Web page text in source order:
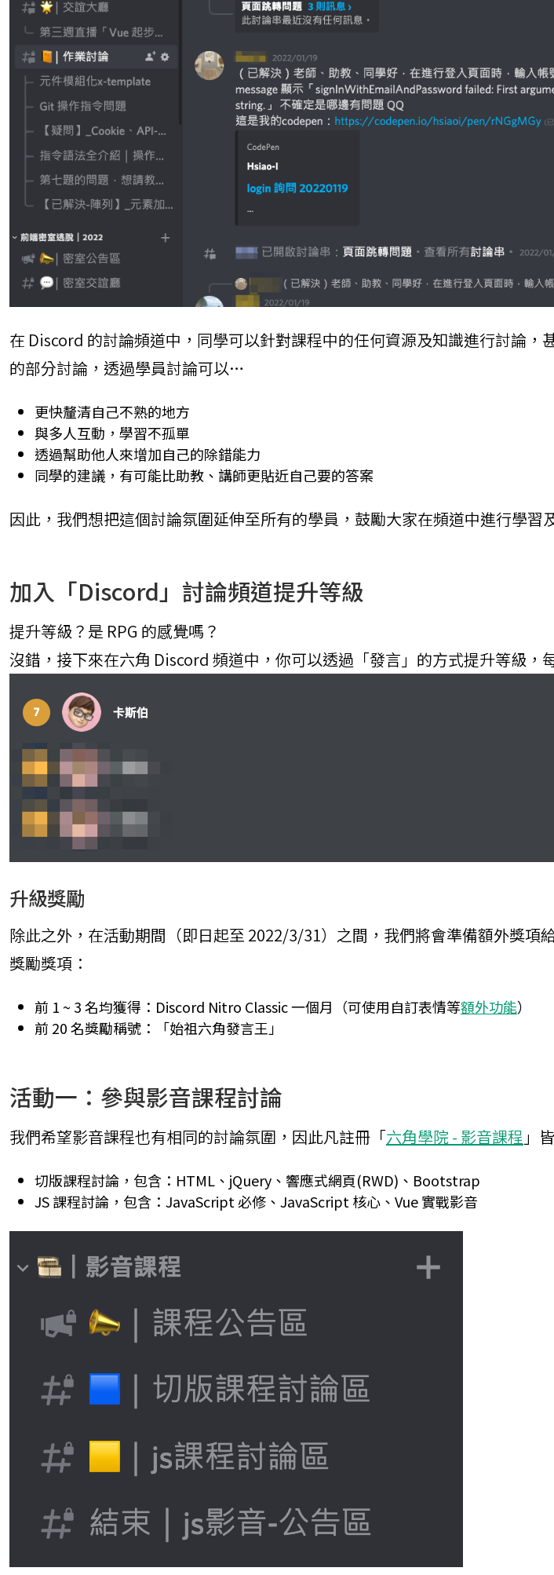
在 Discord 的討論頻道中，同學可以針對課程中的任何資源及知識進行討論
的部分討論，透過學員討論可以…
更快釐清自己不熟的地方
與多人互動，學習不孤單
透過幫助他人來增加自己的除錯能力
同學的建議，有可能比助教、講師更貼近自己要的答案
因此，我們想把這個討論氛圍延伸至所有的學員，鼓勵大家在頻道中進行學習
加入「Discord」討論頻道提升等級
提升等級？是 RPG 的感覺嗎？
沒錯，接下來在六角 Discord 頻道中，你可以透過「發言」的方式提升等級，
升級獎勵
除此之外，在活動期間（即日起至 2022/3/31）之間，我們將會準備額外獎項
獎勵獎項：
前 1 ~ 3 名均獲得：Discord Nitro Classic 一個月（可使用自訂表情等額外功能）
前 20 名獎勵稱號：「始祖六角發言王」
活動一：參與影音課程討論
我們希望影音課程也有相同的討論氛圍，因此凡註冊「六角學院 - 影音課程 」
切版課程討論，包含：HTML、jQuery、響應式網頁(RWD)、Bootstrap
JS 課程討論，包含：JavaScript 必修、JavaScript 核心、Vue 實戰影音